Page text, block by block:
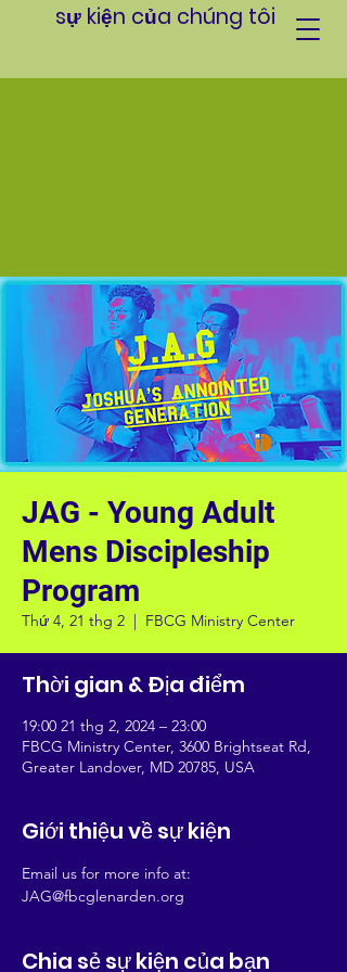
sự kiện của chúng tôi
JAG - Young Adult
Mens Discipleship
Program
Thứ 4, 21 thg 2
  |
FBCG Ministry Center
Thời gian & Địa điểm
19:00 21 thg 2, 2024 – 23:00
FBCG Ministry Center, 3600 Brightseat Rd,
Greater Landover, MD 20785, USA
Giới thiệu về sự kiện
Email us for more info at:
JAG@fbcglenarden.org
Chia sẻ sự kiện của bạn